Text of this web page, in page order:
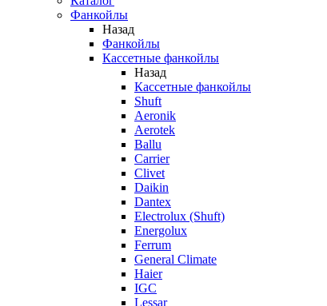
Фанкойлы
Назад
Фанкойлы
Кассетные фанкойлы
Назад
Кассетные фанкойлы
Shuft
Aeronik
Aerotek
Ballu
Carrier
Clivet
Daikin
Dantex
Electrolux (Shuft)
Energolux
Ferrum
General Climate
Haier
IGC
Lessar